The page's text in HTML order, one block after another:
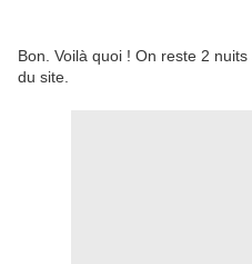
Bon. Voilà quoi ! On reste 2
du site.